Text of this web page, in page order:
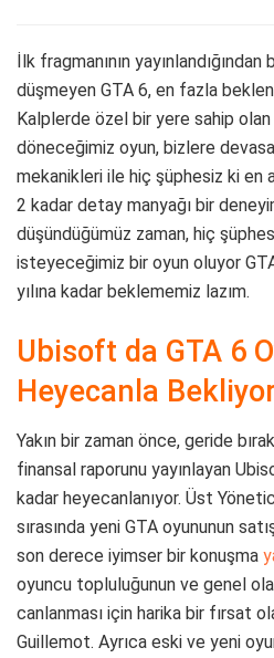
İlk fragmanının
düşmeyen GTA 6, en fazla
Kalplerde özel bir yere sahip
döneceğimiz oyun, bizlere
mekanikleri ile hiç şüphesiz ki en
2 kadar detay manyağı bir
düşündüğümüz zaman, hiç
isteyeceğimiz bir oyun oluyor
yılına kadar beklememiz lazım.
Ubisoft da GTA 6
Heyecanla
Yakın bir zaman önce, geride
finansal raporunu yayınlayan
kadar heyecanlanıyor. Üst
sırasında yeni GTA oyununun
son derece iyimser bir konuşma
oyuncu topluluğunun ve genel
canlanması için harika bir fırsat
Guillemot. Ayrıca eski ve yeni